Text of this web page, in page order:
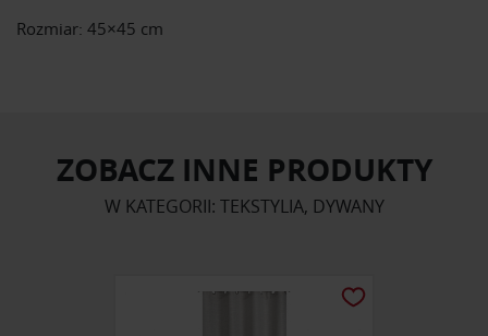
Rozmiar: 45×45 cm
ZOBACZ INNE PRODUKTY
W KATEGORII: TEKSTYLIA, DYWANY